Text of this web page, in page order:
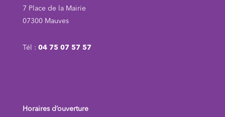
7 Place de la Mairie
07300 Mauves
Tél : 04 75 07 57 57
Horaires d’ouverture